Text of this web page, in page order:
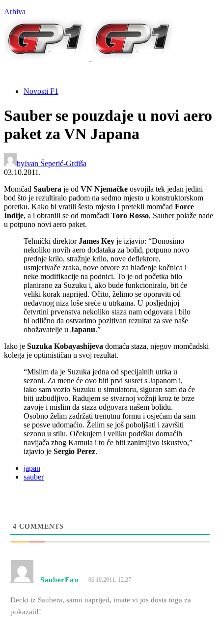
Arhiva
Novosti F1
Sauber se pouzdaje u novi aero
paket za VN Japana
byIvan Šeperić-Grdiša
03.10.2011.
Momčad Saubera je od VN Njemačke osvojila tek jedan jedini
bod što je rezultiralo padom na sedmo mjesto u konstruktorskom
poretku. Kako bi vratili šesto mjesto i pretekli momčad Force
Indije, a i obranili se od momčadi Toro Rosso, Sauber polaže nade
u potpuno novi aero paket.
Tehnički direktorJames Key je izjavio: “Donosimo
nekoliko novih aero dodataka za bolid, potpuno novo
prednje krilo, stražnje krilo, nove deflektore,
usmjerivače zraka, nove otvore za hlađenje kočnica i
neke modifikacije na podnici. To je od početka bilo
planirano za Suzuku i, ako bude funkcioniralo, bit će
veliki korak naprijed. Očito, želimo se oporaviti od
nedavnog niza loše sreće u utrkama. U posljednjoj
četvrtini prvenstva nekoliko staza nam odgovara i bilo
bi odlično da ostvarimo pozitivan rezultat za sve naše
obožavatelje u Japanu.”
Iako je Suzuka Kobayashijeva domaća staza, njegov momčadski
kolega je optimističan u svoj rezultat.
“Mislim da je Suzuka jedna od specijalnih utrka u
sezoni. Za mene će ovo biti prvi susret s Japanom i,
iako sam vozio Suzuku u simulatoru, siguran sam da će
biti uzbudljivo. Radujem se stvarnoj vožnji kroz te brze
zavoje i mislim da staza odgovara našem bolidu.
Osobno želim zadržati trenutnu formu i osjećam da sam
se posve udomaćio. Želim se još poboljšati i završiti
sezonu u stilu. Očekujem i veliku podršku domaćih
navijača zbog Kamuia i to će biti zanimljivo iskustvo,”
izjavio je Sergio Perez.
japan
sauber
4 COMMENTS
SauberFan 06.10.2011. 12:27
Decki iz Saubera, samo naprijed, imate vi jos dosta toga za
pokazati!!